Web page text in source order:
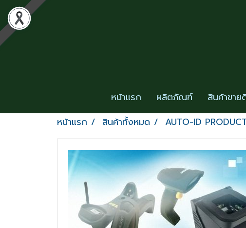
หน้าแรก ผลิตภัณฑ์ สินค้าขาย
หน้าแรก
สินค้าทั้งหมด AUTO-ID